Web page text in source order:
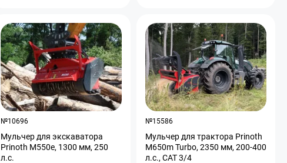
№10696
Мульчер для экскаватора
Prinoth M550e, 1300 мм, 250
л.с.
№15586
Мульчер для трактора Prinoth
M650m Turbo, 2350 мм, 200-400
л.с., CAT 3/4